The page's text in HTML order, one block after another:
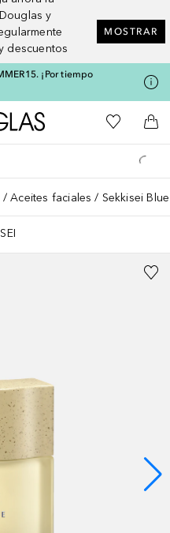
y
descuentos
MOSTRAR
¡Por tiempo
A Douglas HomeMi lista de
A
Aceites faciales Sekkisei